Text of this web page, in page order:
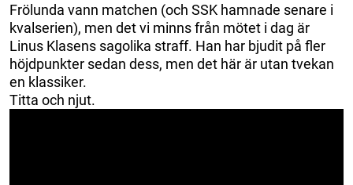
Frölunda vann matchen (och SSK hamnade senare i
kvalserien), men det vi minns från mötet i dag är
Linus Klasens sagolika straff. Han har bjudit på fler
höjdpunkter sedan dess, men det här är utan tvekan
en klassiker.
Titta och njut.